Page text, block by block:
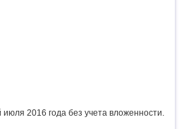
июля 2016 года без учета вложенности.